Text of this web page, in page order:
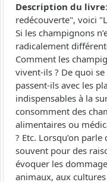
Description du livre
redécouverte", voici
Si les champignons
radicalement
Comment les
vivent-ils ? De quoi
passent-ils avec les
indispensables à la
consomment des
alimentaires ou
? Etc. Lorsqu’on
souvent pour des
évoquer les
animaux, aux